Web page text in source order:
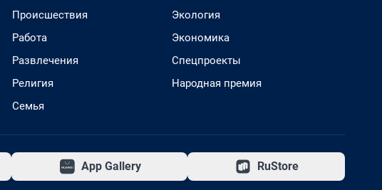
Происшествия
Работа
Развлечения
Религия
Семья
Экология
Экономика
Спецпроекты
Народная премия
App Gallery RuStore